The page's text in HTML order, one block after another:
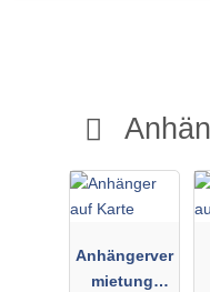
Anhängerver
mietung-